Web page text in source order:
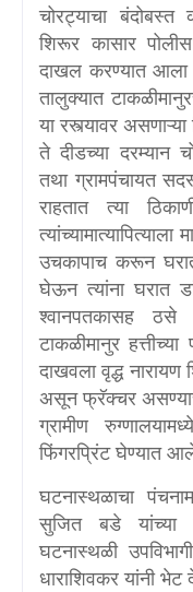
चोरट्याचा
शिरूर कासार पोलीस
दाखल करण्यात
तालुक्यात
या रस्त्यावर
ते दीडच्या दरम्यान
तथा ग्रामपंचायत
राहतात त्या
उचकापाच करून
घेऊन त्यांना घरात
श्वानपतकासह ठसे
टाकळीमानुर
दाखवला वृद्ध नारायण
असून फ्रॅक्चर
ग्रामीण
फिंगरप्रिंट घेण्यात
घटनास्थळाचा
सुजित बडे यांच्या
घटनास्थळी
धाराशिवकर यांनी भेट